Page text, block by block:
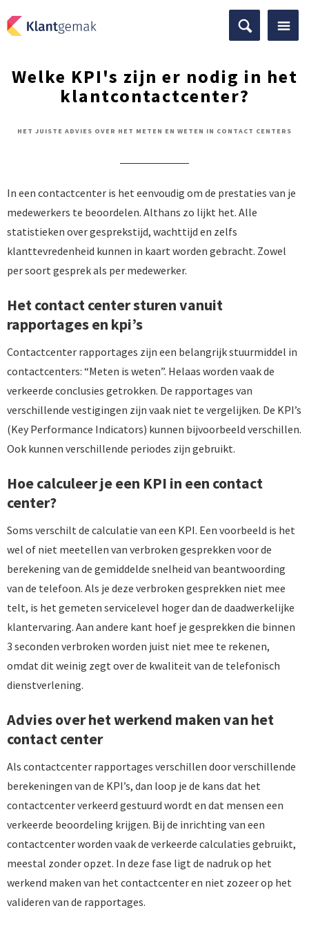
Welke KPI's zijn er nodig in het
klantcontactcenter?
HET JUISTE ADVIES OVER HET METEN EN WETEN IN CONTACT CENTERS
In een contactcenter is het eenvoudig om de prestaties van je
medewerkers te beoordelen. Althans zo lijkt het. Alle
statistieken over gesprekstijd, wachttijd en zelfs
klanttevredenheid kunnen in kaart worden gebracht. Zowel
per soort gesprek als per medewerker.
Het contact center sturen vanuit
rapportages en kpi’s
Contactcenter rapportages zijn een belangrijk stuurmiddel in
contactcenters: “Meten is weten”. Helaas worden vaak de
verkeerde conclusies getrokken. De rapportages van
verschillende vestigingen zijn vaak niet te vergelijken. De KPI’s
(Key Performance Indicators) kunnen bijvoorbeeld verschillen.
Ook kunnen verschillende periodes zijn gebruikt.
Hoe calculeer je een KPI in een contact
center?
Soms verschilt de calculatie van een KPI. Een voorbeeld is het
wel of niet meetellen van verbroken gesprekken voor de
berekening van de gemiddelde snelheid van beantwoording
van de telefoon. Als je deze verbroken gesprekken niet mee
telt, is het gemeten servicelevel hoger dan de daadwerkelijke
klantervaring. Aan andere kant hoef je gesprekken die binnen
3 seconden verbroken worden juist niet mee te rekenen,
omdat dit weinig zegt over de kwaliteit van de telefonisch
dienstverlening.
Advies over het werkend maken van het
contact center
Als contactcenter rapportages verschillen door verschillende
berekeningen van de KPI’s, dan loop je de kans dat het
contactcenter verkeerd gestuurd wordt en dat mensen een
verkeerde beoordeling krijgen. Bij de inrichting van een
contactcenter worden vaak de verkeerde calculaties gebruikt,
meestal zonder opzet. In deze fase ligt de nadruk op het
werkend maken van het contactcenter en niet zozeer op het
valideren van de rapportages.